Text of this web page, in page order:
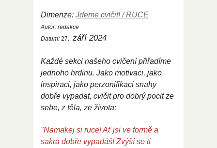
Dimenze: Jdeme cvičit! / RUCE
Autor: redakce
Datum: 27. září 2024
Každé sekci našeho cvičení přiřadíme
jednoho hrdinu. Jako motivaci, jako
inspiraci, jako perzonifikaci snahy
dobře vypadat, cvičit pro dobrý pocit ze
sebe, z těla, ze života:
"Namakej si ruce! Ať jsi ve formě a
sakra dobře vypadáš! Zvýší se ti